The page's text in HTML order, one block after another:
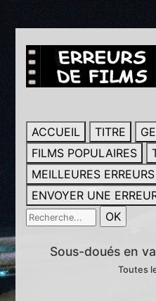
ACCUEIL TITRE
FILMS POPULAIRES
MEILLEURES ERREURS
ENVOYER UNE
Sous-doués en
Toutes